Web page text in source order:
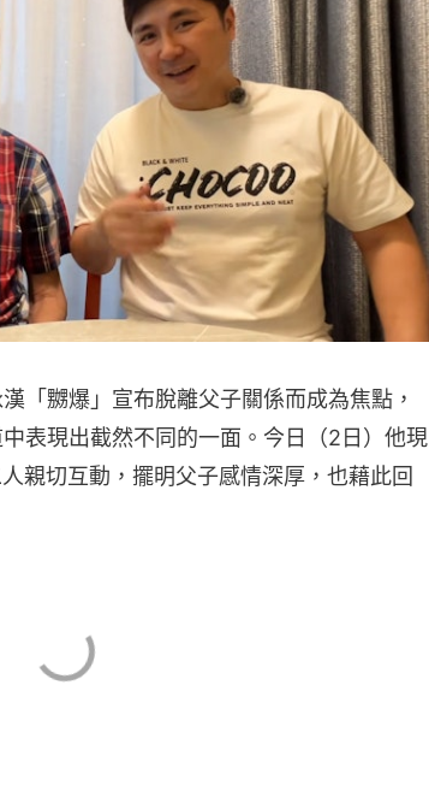
「嬲爆」宣布脫離父子關係而成為焦點，
表現出截然不同的一面。今日（2日）他現
親切互動，擺明父子感情深厚，也藉此回